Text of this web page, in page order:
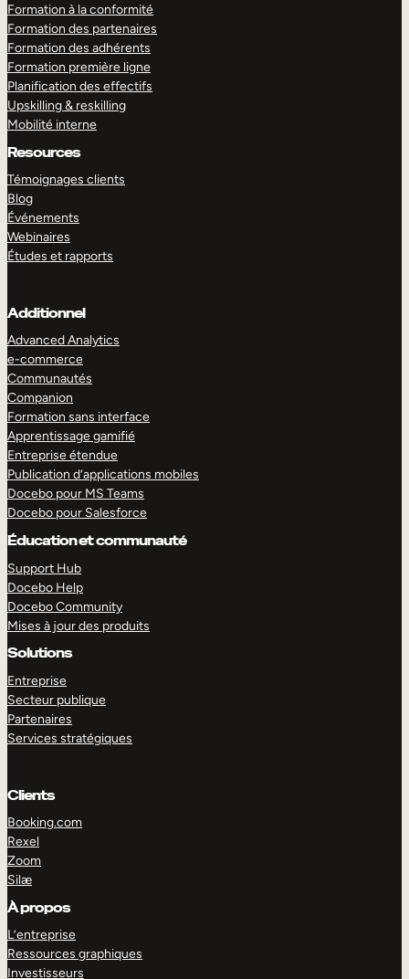
Formation à la conformité
Formation des partenaires
Formation des adhérents
Formation première ligne
Planification des effectifs
Upskilling & reskilling
Mobilité interne
Resources
Témoignages clients
Blog
Événements
Webinaires
Études et rapports
Additionnel
Advanced Analytics
e-commerce
Communautés
Companion
Formation sans interface
Apprentissage gamifié
Entreprise étendue
Publication d’applications mobiles
Docebo pour MS Teams
Docebo pour Salesforce
Éducation et communauté
Support Hub
Docebo Help
Docebo Community
Mises à jour des produits
Solutions
Entreprise
Secteur publique
Partenaires
Services stratégiques
Clients
Booking.com
Rexel
Zoom
Silæ
À propos
L’entreprise
Ressources graphiques
Investisseurs